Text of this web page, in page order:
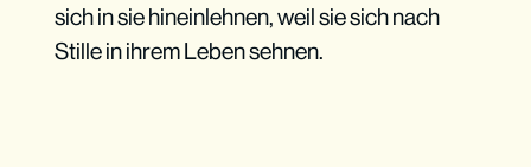
sich in sie hineinlehnen, weil sie sich nach
Stille in ihrem Leben sehnen.